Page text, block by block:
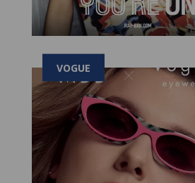
VOGUE